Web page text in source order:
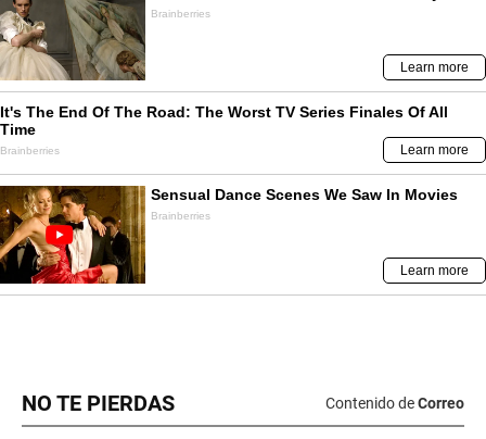
NO TE PIERDAS Contenido deCorreo